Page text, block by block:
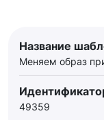
Название
Меняем образ
49359